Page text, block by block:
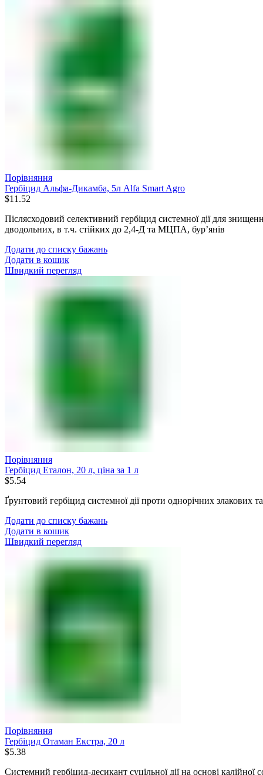
Порівняння
Гербіцид Альфа-Дикамба, 5л Alfa Smart Agro
$11.52
Післясходовий селективний гербіцид системної дії для
дводольних, в т.ч. стійких до 2,4-Д та МЦПА, бур’янів
Додати до списку бажань
Додати в кошик
Швидкий перегляд
Порівняння
Гербіцид Еталон, 20 л, ціна за 1 л
$5.54
Ґрунтовий гербіцид системної дії проти однорічних злакових
Додати до списку бажань
Додати в кошик
Швидкий перегляд
Порівняння
Гербіцид Отаман Екстра, 20 л
$5.38
Системний гербіцид-десикант суцільної дії на основі калійної